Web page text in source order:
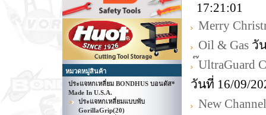
หมวดหมู่สินค้า
ประแจหกเหลี่ยม BONDHUS บอนดัส*
Made In U.S.A.
ประแจหกเหลี่ยมแบบพับ
GorillaGrip(20)
17:21:01
Merry
Oil & Gas วั
UltraGuard
วันที่ 16/09/
New